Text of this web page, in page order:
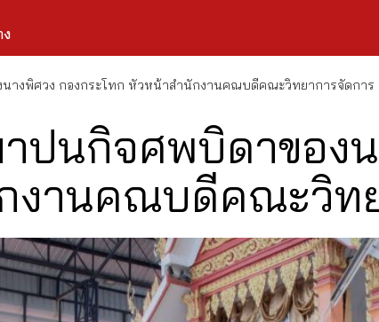
างพิศวง กองกระโทก หัวหน้าสำนักงานคณบดีคณะวิทยาการจัดการ
ปนกิจศพบิดาของ
งานคณบดีคณะวิท